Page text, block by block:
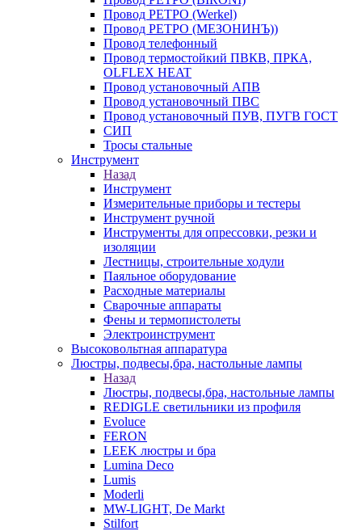
Провод РЕТРО (Werkel)
Провод РЕТРО (МЕЗОНИНЪ))
Провод телефонный
Провод термостойкий ПВКВ, ПРКА,
OLFLEX HEAT
Провод установочный АПВ
Провод установочный ПВС
Провод установочный ПУВ, ПУГВ ГОСТ
СИП
Тросы стальные
Инструмент
Назад
Инструмент
Измерительные приборы и тестеры
Инструмент ручной
Инструменты для опрессовки, резки и
изоляции
Лестницы, строительные ходули
Паяльное оборудование
Расходные материалы
Сварочные аппараты
Фены и термопистолеты
Электроинструмент
Высоковольтная аппаратура
Люстры, подвесы,бра, настольные лампы
Назад
Люстры, подвесы,бра, настольные лампы
REDIGLE светильники из профиля
Evoluce
FERON
LEEK люстры и бра
Lumina Deco
Lumis
Moderli
MW-LIGHT, De Markt
Stilfort